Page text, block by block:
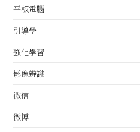
平板電腦
引導學
強化學習
影像辨識
微信
微博